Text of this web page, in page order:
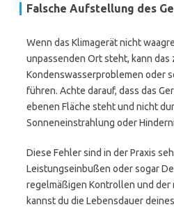
Falsche Aufstellung des
Wenn das Klimagerät nicht
unpassenden Ort steht, kann das
Kondenswasserproblemen oder
führen. Achte darauf, dass das
ebenen Fläche steht und nicht
Sonneneinstrahlung oder
Diese Fehler sind in der Praxis
Leistungseinbußen oder sogar
regelmäßigen Kontrollen und der
kannst du die Lebensdauer